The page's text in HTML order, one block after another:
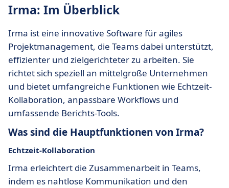
Irma: Im Überblick
Irma ist eine innovative Software für agiles
Projektmanagement, die Teams dabei unterstützt,
effizienter und zielgerichteter zu arbeiten. Sie
richtet sich speziell an mittelgroße Unternehmen
und bietet umfangreiche Funktionen wie Echtzeit-
Kollaboration, anpassbare Workflows und
umfassende Berichts-Tools.
Was sind die Hauptfunktionen von Irma?
Echtzeit-Kollaboration
Irma erleichtert die Zusammenarbeit in Teams,
indem es nahtlose Kommunikation und den